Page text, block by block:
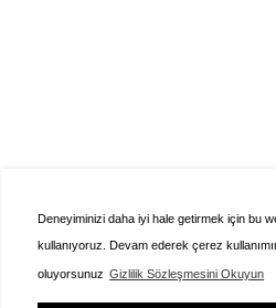
Deneyiminizi daha iyi hale getirmek için bu
kullanıyoruz. Devam ederek çerez
oluyorsunuz Gizlilik Sözleşmesini Okuyun